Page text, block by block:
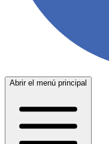
Abrir el menú principal